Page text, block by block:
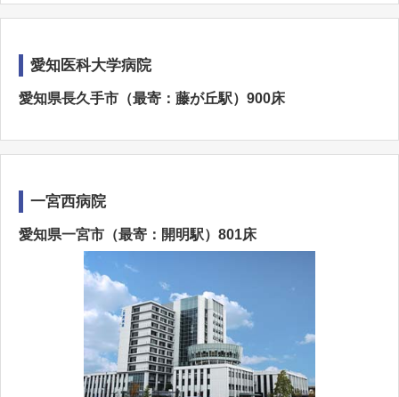
愛知医科大学病院
愛知県長久手市（最寄：藤が丘駅）900床
一宮西病院
愛知県一宮市（最寄：開明駅）801床